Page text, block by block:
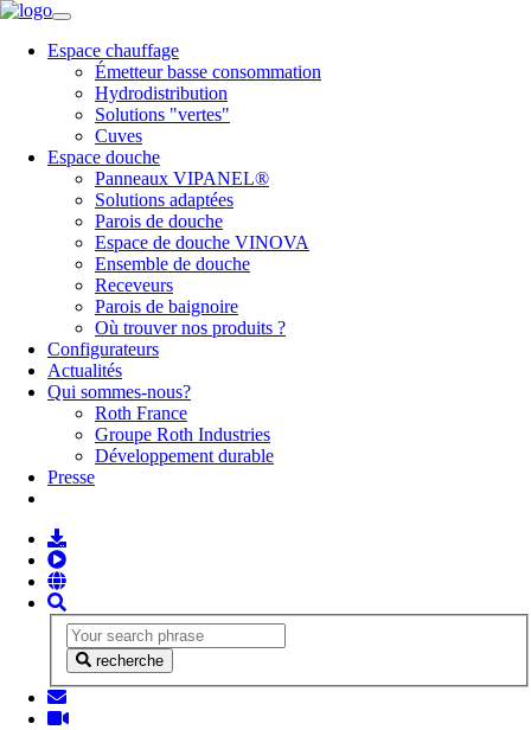
Espace chauffage
Émetteur basse consommation
Hydrodistribution
Solutions "vertes"
Cuves
Espace douche
Panneaux VIPANEL®
Solutions adaptées
Parois de douche
Espace de douche VINOVA
Ensemble de douche
Receveurs
Parois de baignoire
Où trouver nos produits ?
Configurateurs
Actualités
Qui sommes-nous?
Roth France
Groupe Roth Industries
Développement durable
Presse
recherche